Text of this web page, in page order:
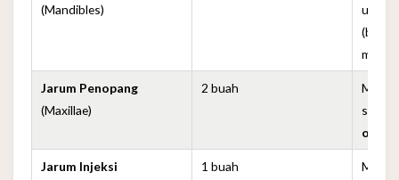
(Mandibles)
untuk
Jarum Penopang
(Maxillae)
2 buah
sisi,
Jarum Injeksi
1 buah